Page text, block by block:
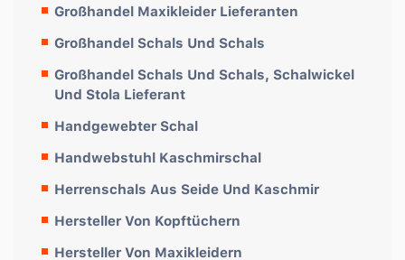
Großhandel Maxikleider Lieferanten
Großhandel Schals Und Schals
Großhandel Schals Und Schals, Schalwickel
Und Stola Lieferant
Handgewebter Schal
Handwebstuhl Kaschmirschal
Herrenschals Aus Seide Und Kaschmir
Hersteller Von Kopftüchern
Hersteller Von Maxikleidern